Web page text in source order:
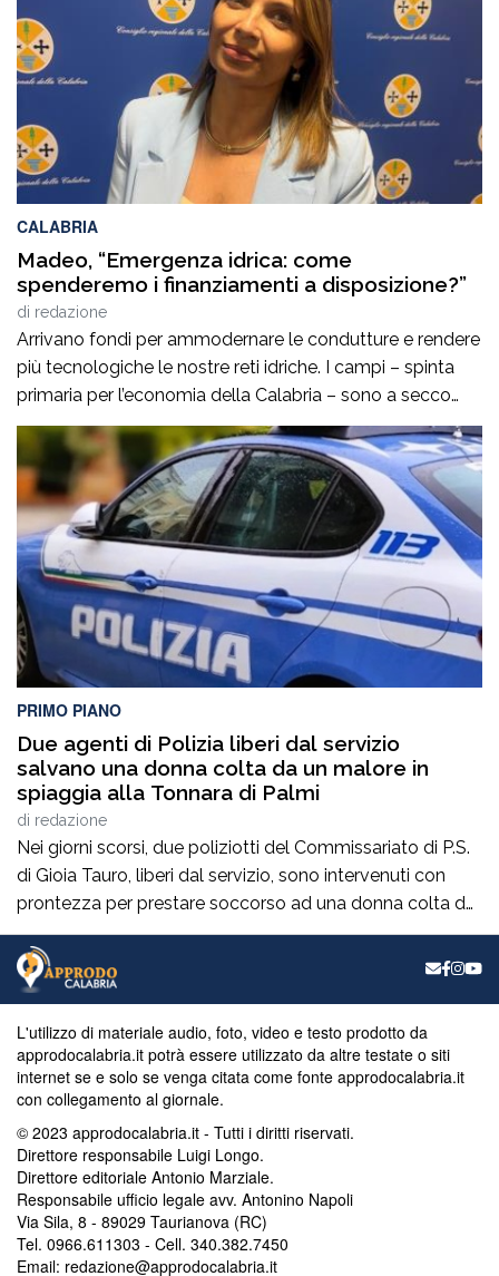
della manifestazione, che da venticinque edizioni unisce
tradizione gastronomica e musica […]
CALABRIA
Madeo, “Emergenza idrica: come
spenderemo i finanziamenti a disposizione?”
di redazione
Arrivano fondi per ammodernare le condutture e rendere
più tecnologiche le nostre reti idriche. I campi – spinta
primaria per l’economia della Calabria – sono a secco
così come le città. È un problema per l’agricoltura ma
anche per il regolare servizio idrico ai cittadini. La
situazione si ripropone ciclicamente ed è da questo
inverno […]
PRIMO PIANO
Due agenti di Polizia liberi dal servizio
salvano una donna colta da un malore in
spiaggia alla Tonnara di Palmi
di redazione
Nei giorni scorsi, due poliziotti del Commissariato di P.S.
di Gioia Tauro, liberi dal servizio, sono intervenuti con
prontezza per prestare soccorso ad una donna colta da
un malore, mentre si trovava in spiaggia a Palmi.La
donna, nel tentativo di uscire dall’acqua per raggiungere
la riva, è stata colta da un malessere improvviso,
L'utilizzo di materiale audio, foto, video e testo prodotto da
approdocalabria.it potrà essere utilizzato da altre testate o siti
internet se e solo se venga citata come fonte approdocalabria.it
con collegamento al giornale.
© 2023 approdocalabria.it - Tutti i diritti riservati.
Direttore responsabile Luigi Longo.
Direttore editoriale Antonio Marziale.
Responsabile ufficio legale avv. Antonino Napoli
Via Sila, 8 - 89029 Taurianova (RC)
Tel. 0966.611303 - Cell. 340.382.7450
Email: redazione@approdocalabria.it